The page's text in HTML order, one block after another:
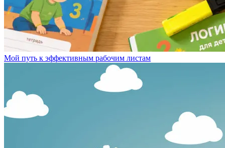
Мой путь к эффективным рабочим листам